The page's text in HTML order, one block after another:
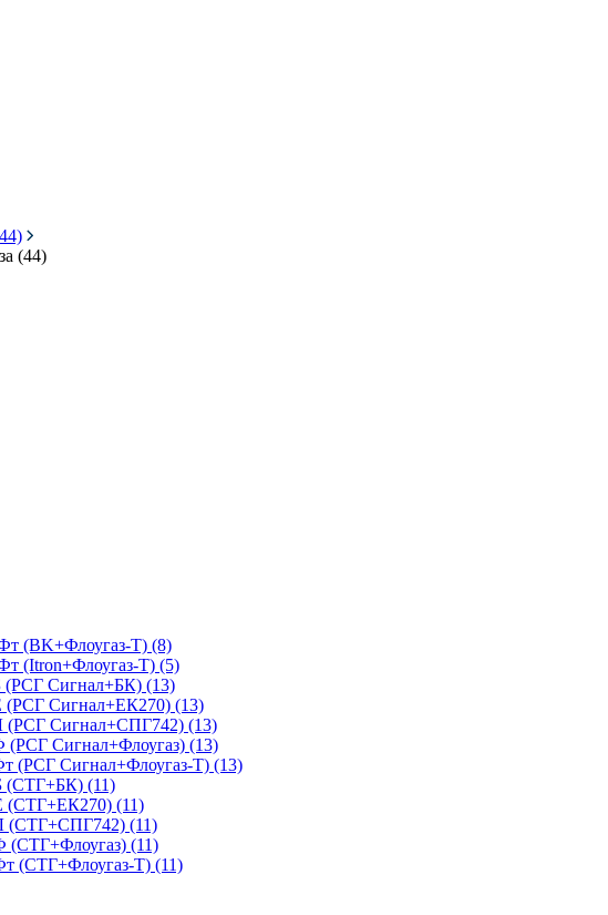
(44)
(BK+Флоугаз-Т) (8)
(Itron+Флоугаз-Т) (5)
(РСГ Сигнал+БК) (13)
(РСГ Сигнал+ЕК270) (13)
(РСГ Сигнал+СПГ742) (13)
(РСГ Сигнал+Флоугаз) (13)
(РСГ Сигнал+Флоугаз-Т) (13)
(СТГ+БК) (11)
(СТГ+ЕК270) (11)
(СТГ+СПГ742) (11)
(СТГ+Флоугаз) (11)
(СТГ+Флоугаз-Т) (11)